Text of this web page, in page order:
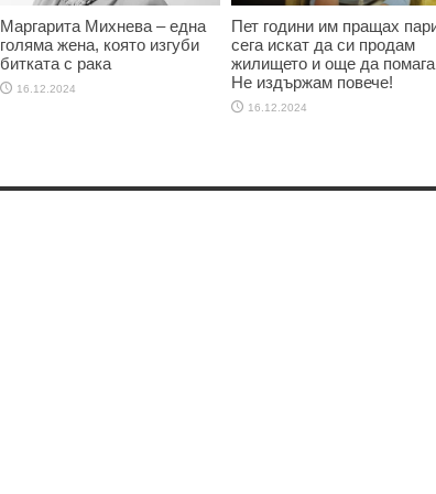
Маргарита Михнева – една
голяма жена, която изгуби
битката с рака
16.12.2024
Пет години им пращах
сега искат да си продам
жилището и още да
Не издържам повече!
16.12.2024